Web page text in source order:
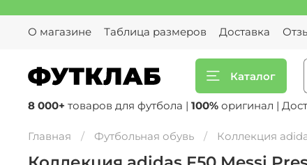
О магазине
Таблица размеров Доставка
Каталог
8 000+ товаров для футбола | 100% оригинал |
Главная Футбольная обувь Коллекция